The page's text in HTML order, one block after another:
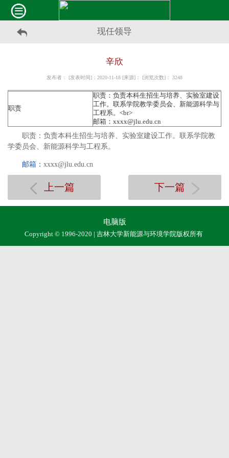
现任领导
辛欣
发布者： [发表时间]：2020-11-18 [来源]： [浏览次数]： 3248
职责
​职责：负责本科生招生与培养、实验室建设
工作。联系学院教学委员会、新能源科学与
工程系。<br>
邮箱：xxxx@jlu.edu.cn
职责：负责本科生招生与培养、实验室建设工作。联系学院教
学委员会、新能源科学与工程系。
邮箱： xxxx@jlu.edu.cn
上一篇 下一篇
电脑版
Copyright © 1996-2020 | 吉林大学新能源与环境学院版权所有